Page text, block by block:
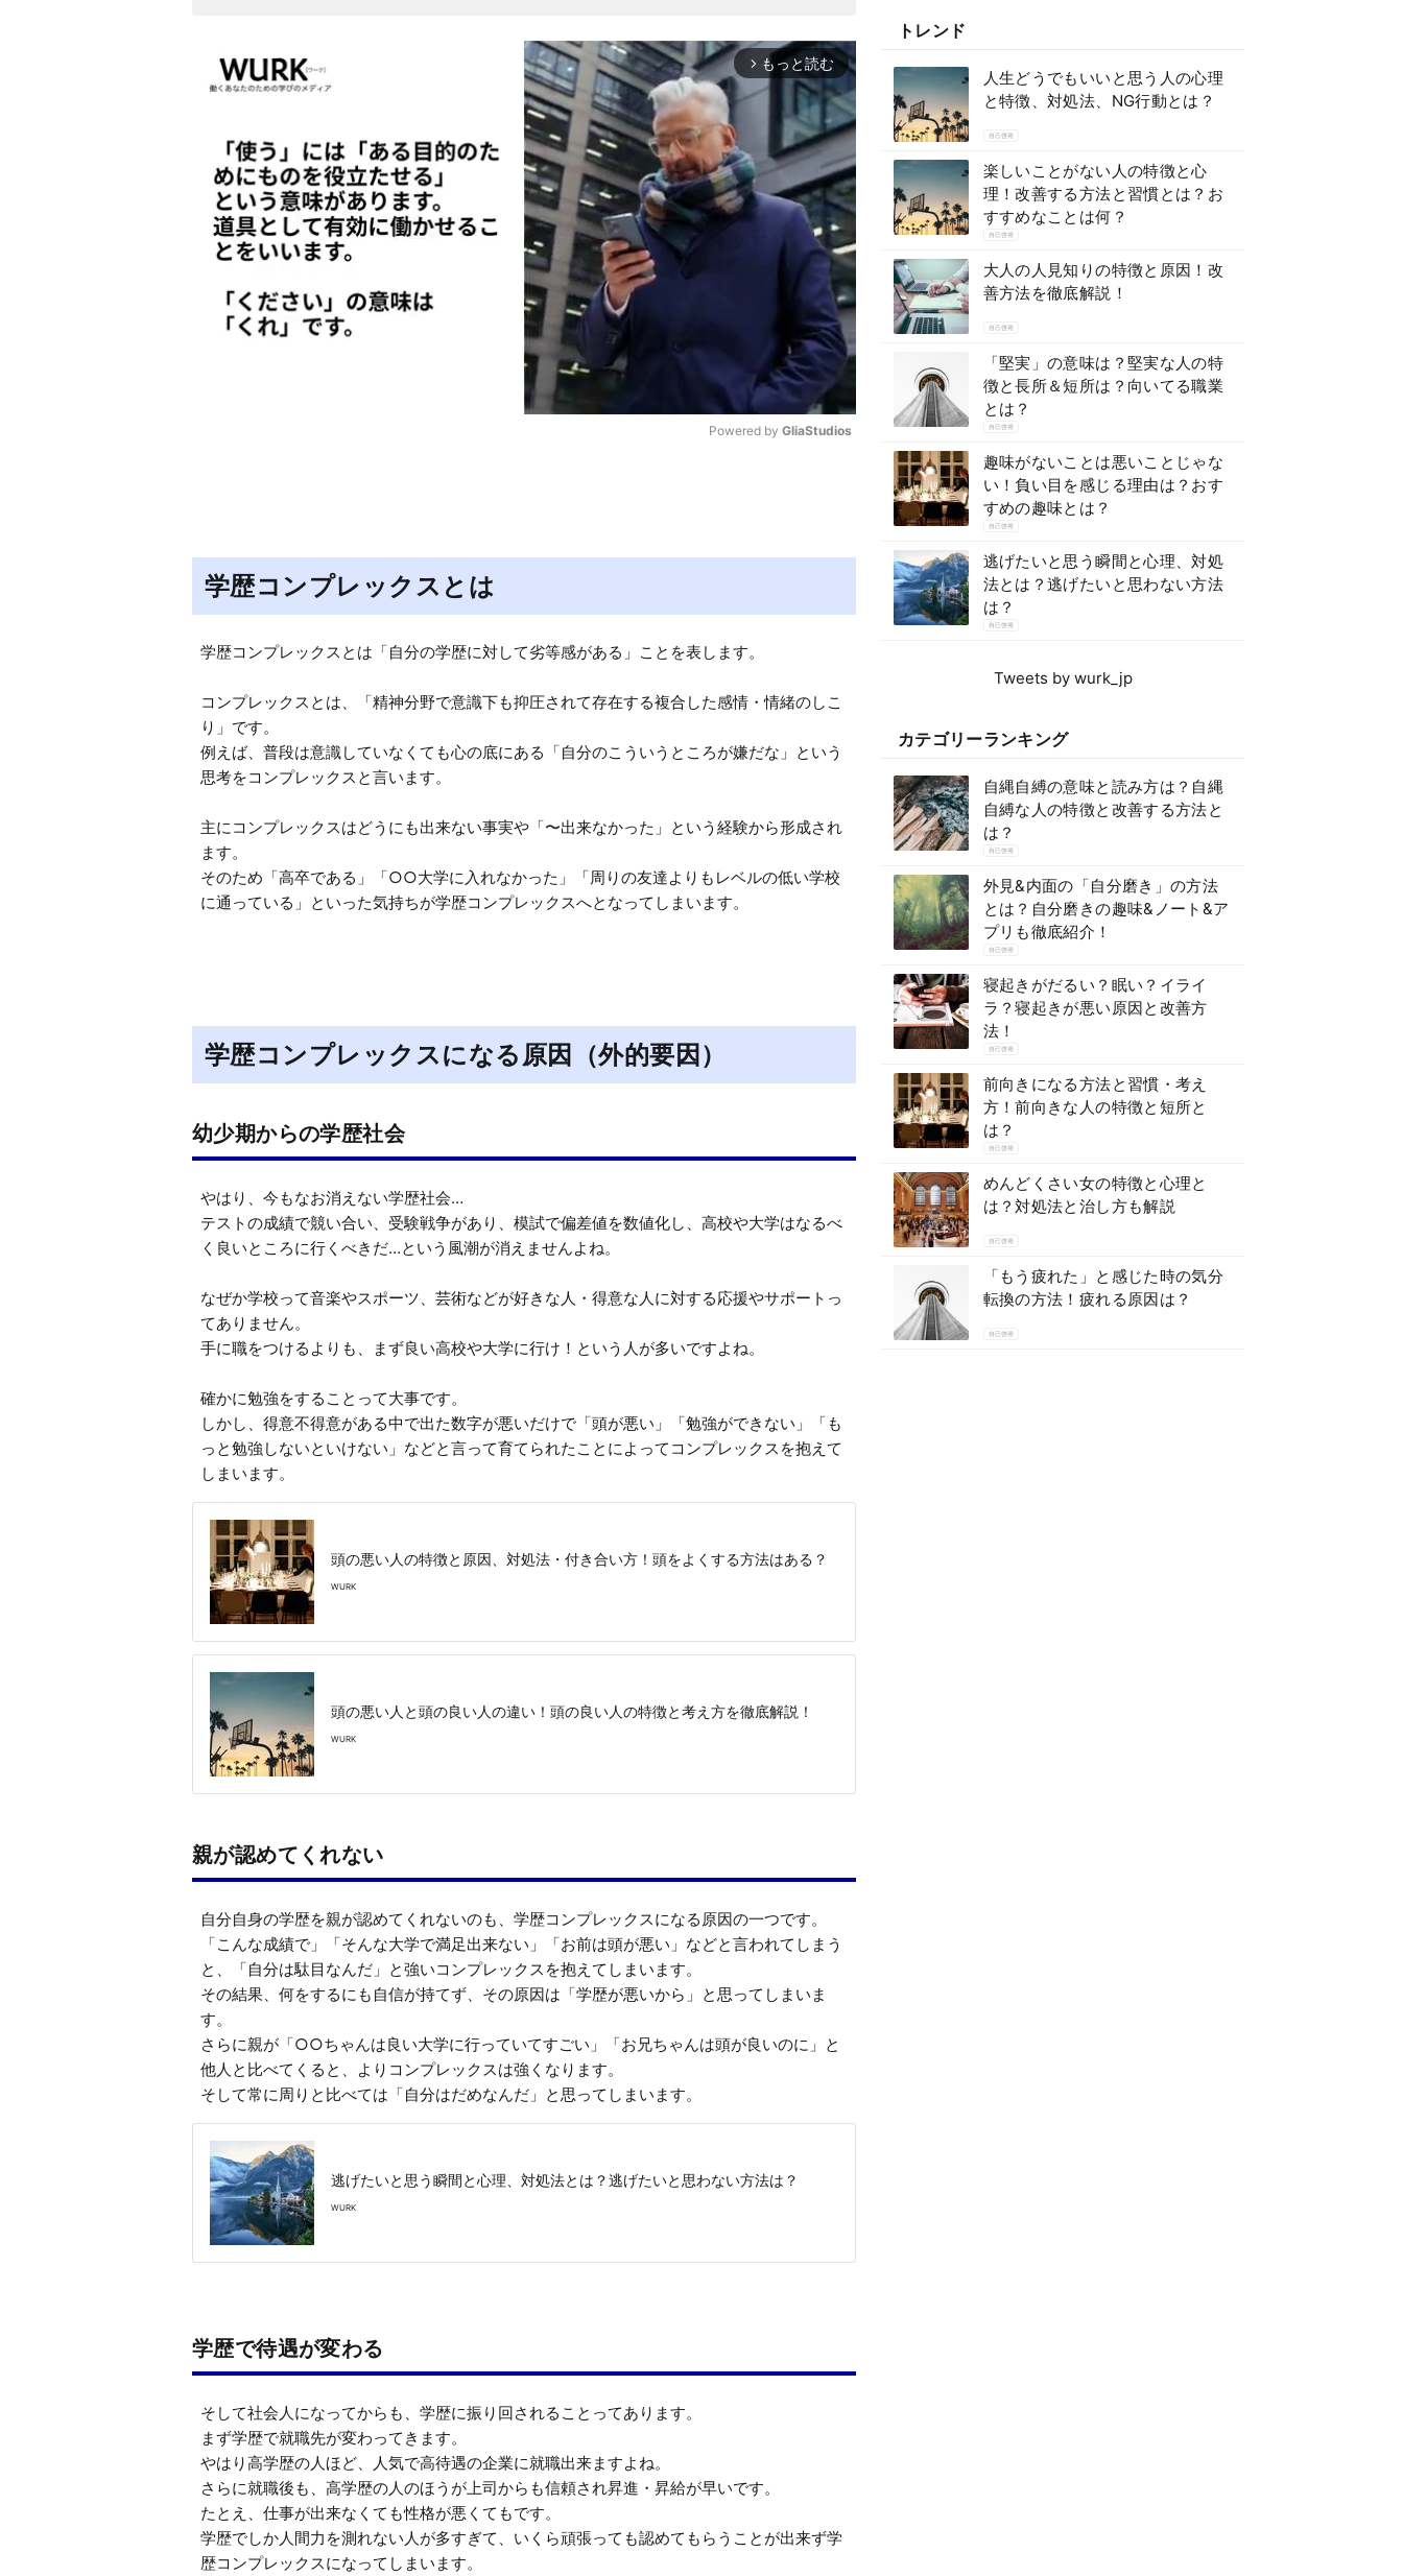
arrow_forward_ios もっと読む
Powered by GliaStudios
学歴コンプレックスとは
学歴コンプレックスとは「自分の学歴に対して劣等感がある」ことを表します。
コンプレックスとは、「精神分野で意識下も抑圧されて存在する複合した感情・情緒のしこ
り」です。
例えば、普段は意識していなくても心の底にある「自分のこういうところが嫌だな」という
思考をコンプレックスと言います。
主にコンプレックスはどうにも出来ない事実や「〜出来なかった」という経験から形成され
ます。
そのため「高卒である」「○○大学に入れなかった」「周りの友達よりもレベルの低い学校
に通っている」といった気持ちが学歴コンプレックスへとなってしまいます。
学歴コンプレックスになる原因（外的要因）
幼少期からの学歴社会
やはり、今もなお消えない学歴社会…
テストの成績で競い合い、受験戦争があり、模試で偏差値を数値化し、高校や大学はなるべ
く良いところに行くべきだ…という風潮が消えませんよね。
なぜか学校って音楽やスポーツ、芸術などが好きな人・得意な人に対する応援やサポートっ
てありません。
手に職をつけるよりも、まず良い高校や大学に行け！という人が多いですよね。
確かに勉強をすることって大事です。
しかし、得意不得意がある中で出た数字が悪いだけで「頭が悪い」「勉強ができない」「も
っと勉強しないといけない」などと言って育てられたことによってコンプレックスを抱えて
しまいます。
頭の悪い人の特徴と原因、対処法・付き合い方！頭をよくする方法はある？
WURK
頭の悪い人と頭の良い人の違い！頭の良い人の特徴と考え方を徹底解説！
WURK
親が認めてくれない
自分自身の学歴を親が認めてくれないのも、学歴コンプレックスになる原因の一つです。
「こんな成績で」「そんな大学で満足出来ない」「お前は頭が悪い」などと言われてしまう
と、「自分は駄目なんだ」と強いコンプレックスを抱えてしまいます。
その結果、何をするにも自信が持てず、その原因は「学歴が悪いから」と思ってしまいま
す。
さらに親が「○○ちゃんは良い大学に行っていてすごい」「お兄ちゃんは頭が良いのに」と
他人と比べてくると、よりコンプレックスは強くなります。
そして常に周りと比べては「自分はだめなんだ」と思ってしまいます。
逃げたいと思う瞬間と心理、対処法とは？逃げたいと思わない方法は？
WURK
学歴で待遇が変わる
そして社会人になってからも、学歴に振り回されることってあります。
まず学歴で就職先が変わってきます。
やはり高学歴の人ほど、人気で高待遇の企業に就職出来ますよね。
さらに就職後も、高学歴の人のほうが上司からも信頼され昇進・昇給が早いです。
たとえ、仕事が出来なくても性格が悪くてもです。
学歴でしか人間力を測れない人が多すぎて、いくら頑張っても認めてもらうことが出来ず学
歴コンプレックスになってしまいます。
トレンド
人生どうでもいいと思う人の心理
と特徴、対処法、NG行動とは？
自己啓発
楽しいことがない人の特徴と心
理！改善する方法と習慣とは？お
すすめなことは何？
自己啓発
大人の人見知りの特徴と原因！改
善方法を徹底解説！
自己啓発
「堅実」の意味は？堅実な人の特
徴と長所＆短所は？向いてる職業
とは？
自己啓発
趣味がないことは悪いことじゃな
い！負い目を感じる理由は？おす
すめの趣味とは？
自己啓発
逃げたいと思う瞬間と心理、対処
法とは？逃げたいと思わない方法
は？
自己啓発
Tweets by wurk_jp
カテゴリーランキング
自縄自縛の意味と読み方は？自縄
自縛な人の特徴と改善する方法と
は？
自己啓発
外見&内面の「自分磨き」の方法
とは？自分磨きの趣味&ノート&ア
プリも徹底紹介！
自己啓発
寝起きがだるい？眠い？イライ
ラ？寝起きが悪い原因と改善方
法！
自己啓発
前向きになる方法と習慣・考え
方！前向きな人の特徴と短所と
は？
自己啓発
めんどくさい女の特徴と心理と
は？対処法と治し方も解説
自己啓発
「もう疲れた」と感じた時の気分
転換の方法！疲れる原因は？
自己啓発